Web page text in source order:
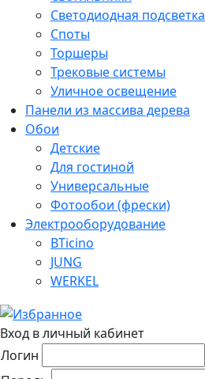
Светодиодная подсветка
Споты
Торшеры
Трековые системы
Уличное освещение
Панели из массива дерева
Обои
Детские
Для гостиной
Универсальные
Фотообои (фрески)
Электрооборудование
BTicino
JUNG
WERKEL
Вход в личный кабинет
Логин